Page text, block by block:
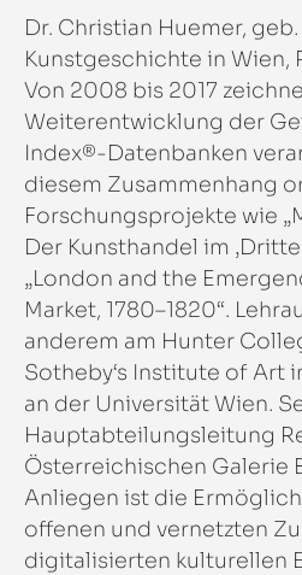
Dr. Christian Huemer,
Kunstgeschichte in Wien,
Von 2008 bis 2017
Weiterentwicklung der
Index®-Datenbanken
diesem Zusammenhang
Forschungsprojekte wie
Der Kunsthandel im
„London and the
Market, 1780–1820“.
anderem am Hunter
Sotheby‘s Institute of Art
an der Universität Wien.
Hauptabteilungsleitung
Österreichischen Galerie
Anliegen ist die
offenen und vernetzten
digitalisierten kulturellen